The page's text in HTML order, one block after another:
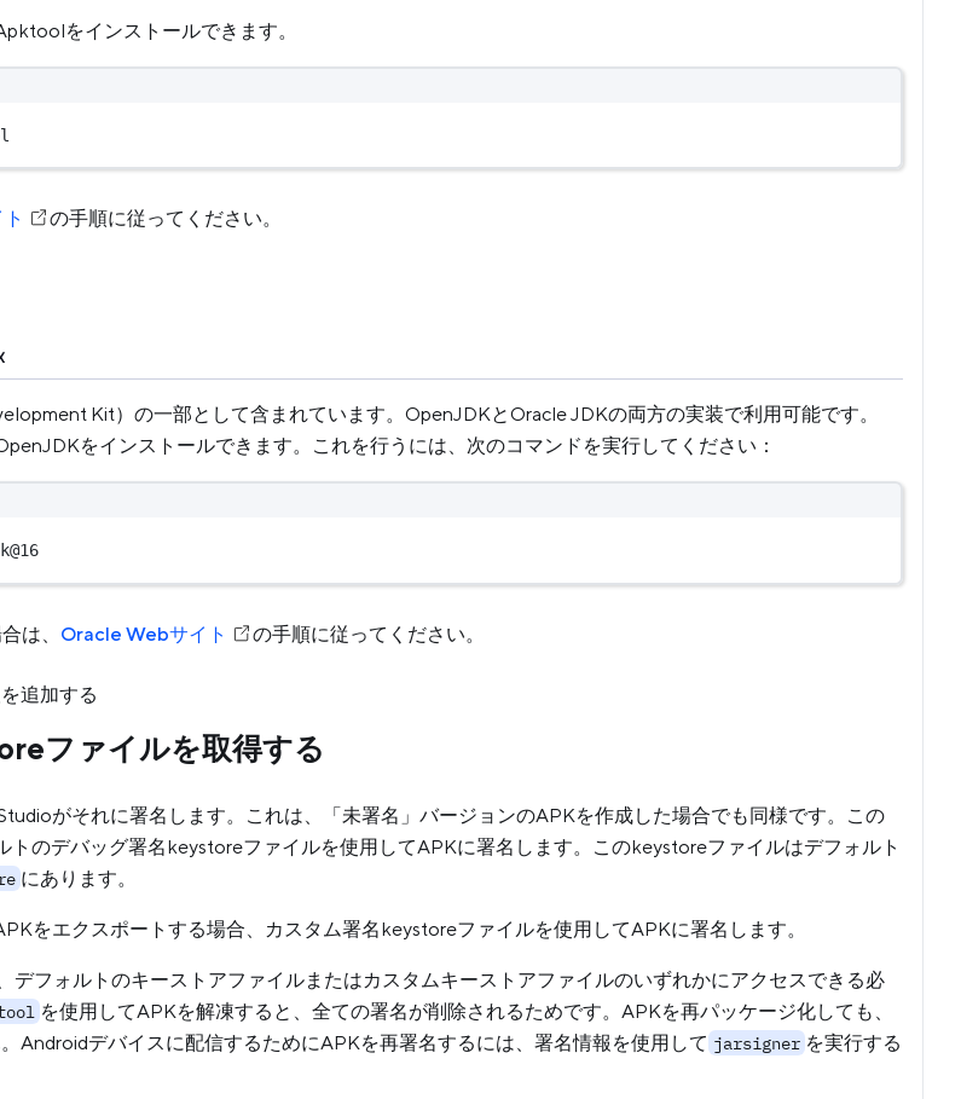
をインストールできます。
の手順に従ってください。
Kit）の一部として含まれています。OpenJDKとOracle JDKの両方の実装で利用可能です。
をインストールできます。これを行うには、次のコマンドを実行してください：
は、 Oracle Webサイト の手順に従ってください。
追加する
ファイルを取得する
がそれに署名します。これは、「未署名」バージョンのAPKを作成した場合でも同様です。この
トのデバッグ署名keystoreファイルを使用してAPKに署名します。このkeystoreファイルはデフォルト
にあります。
をエクスポートする場合、カスタム署名keystoreファイルを使用してAPKに署名します。
デフォルトのキーストアファイルまたはカスタムキーストアファイルのいずれかにアクセスできる必
を使用してAPKを解凍すると、全ての署名が削除されるためです。APKを再パッケージ化しても、
Androidデバイスに配信するためにAPKを再署名するには、署名情報を使用して jarsigner を実行する